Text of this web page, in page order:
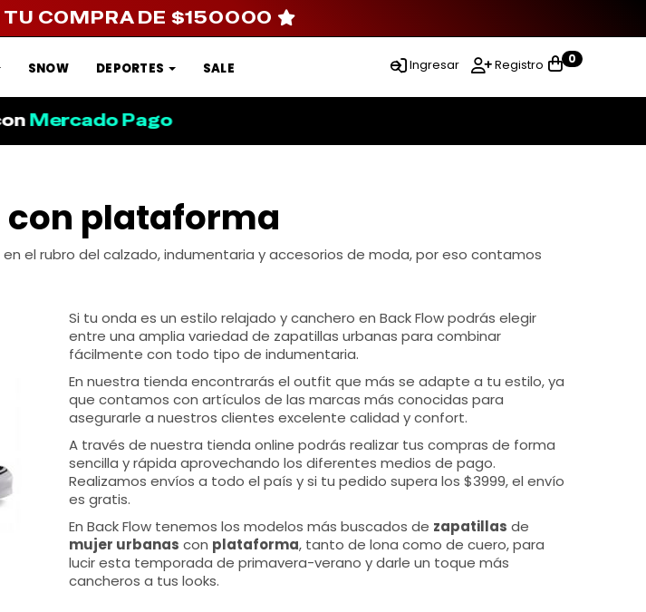
Ingresar Registro 0
SNOW DEPORTES SALE
TU COMPRA DE $150000
Mercado Pago
plataforma
el rubro del calzado, indumentaria y accesorios de moda, por eso contamos
Si tu onda es un estilo relajado y canchero en Back Flow podrás elegir
entre una amplia variedad de zapatillas urbanas para combinar
fácilmente con todo tipo de indumentaria.
En nuestra tienda encontrarás el outfit que más se adapte a tu estilo, ya
que contamos con artículos de las marcas más conocidas para
asegurarle a nuestros clientes excelente calidad y confort.
A través de nuestra tienda online podrás realizar tus compras de forma
sencilla y rápida aprovechando los diferentes medios de pago.
Realizamos envíos a todo el país y si tu pedido supera los $3999, el envío
es gratis.
En Back Flow tenemos los modelos más buscados de zapatillas de
mujer urbanas con plataforma, tanto de lona como de cuero, para
lucir esta temporada de primavera-verano y darle un toque más
cancheros a tus looks.